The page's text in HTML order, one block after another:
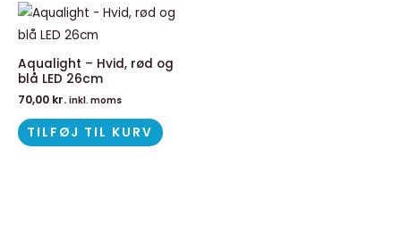
Aqualight – Hvid, rød og
blå LED 26cm
70,00 kr. inkl. moms
TILFØJ TIL KURV